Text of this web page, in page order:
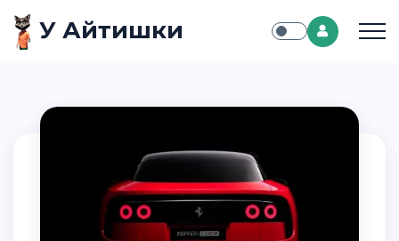
У Айтишки